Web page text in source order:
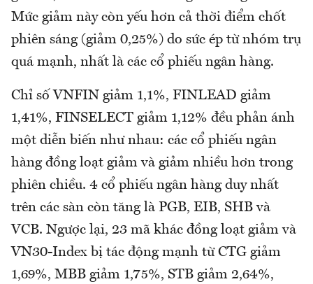
Mức giảm này còn yếu hơn cả thời điểm chốt
phiên sáng (giảm 0,25%) do sức ép từ nhóm trụ
quá mạnh, nhất là các cổ phiếu ngân hàng.
Chỉ số VNFIN giảm 1,1%, FINLEAD giảm
1,41%, FINSELECT giảm 1,12% đều phản ánh
một diễn biến như nhau: các cổ phiếu ngân
hàng đồng loạt giảm và giảm nhiều hơn trong
phiên chiều. 4 cổ phiếu ngân hàng duy nhất
trên các sàn còn tăng là PGB, EIB, SHB và
VCB. Ngược lại, 23 mã khác đồng loạt giảm và
VN30-Index bị tác động mạnh từ CTG giảm
1,69%, MBB giảm 1,75%, STB giảm 2,64%,